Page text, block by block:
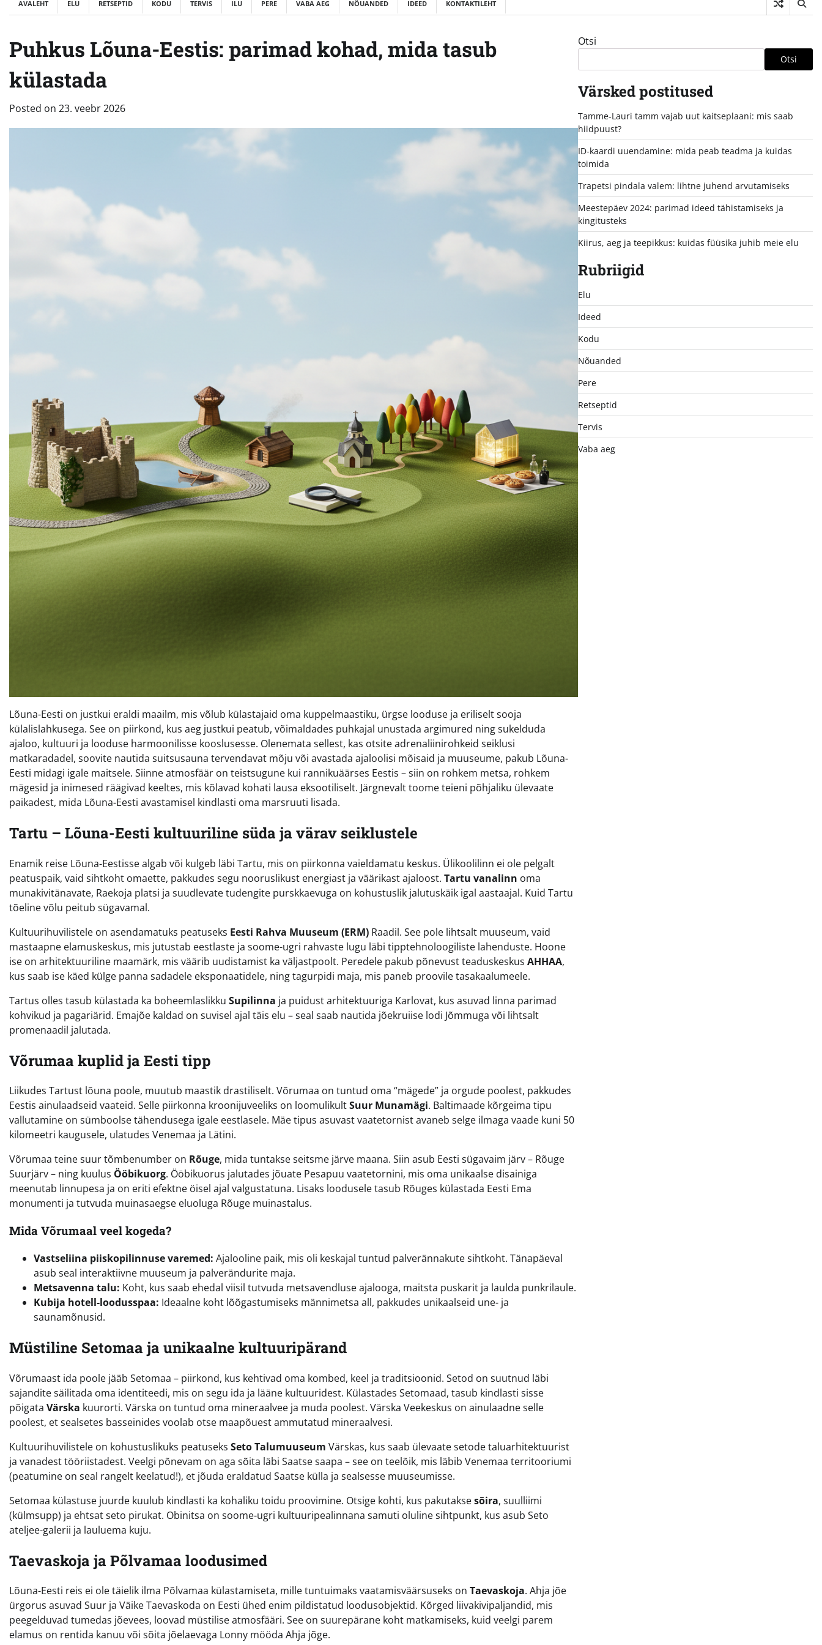
AVALEHT ELU RETSEPTID KODU TERVIS ILU PERE VABA AEG NÕUANDED IDEED KONTAKTILEHT
Puhkus Lõuna-Eestis: parimad kohad, mida tasub
külastada
Posted on 23. veebr 2026
Lõuna-Eesti on justkui eraldi maailm, mis võlub külastajaid oma kuppelmaastiku, ürgse looduse ja eriliselt sooja
külalislahkusega. See on piirkond, kus aeg justkui peatub, võimaldades puhkajal unustada argimured ning sukelduda
ajaloo, kultuuri ja looduse harmoonilisse kooslusesse. Olenemata sellest, kas otsite adrenaliinirohkeid seiklusi
matkaradadel, soovite nautida suitsusauna tervendavat mõju või avastada ajaloolisi mõisaid ja muuseume, pakub Lõuna-
Eesti midagi igale maitsele. Siinne atmosfäär on teistsugune kui rannikuäärses Eestis – siin on rohkem metsa, rohkem
mägesid ja inimesed räägivad keeltes, mis kõlavad kohati lausa eksootiliselt. Järgnevalt toome teieni põhjaliku ülevaate
paikadest, mida Lõuna-Eesti avastamisel kindlasti oma marsruuti lisada.
Tartu – Lõuna-Eesti kultuuriline süda ja värav seiklustele
Enamik reise Lõuna-Eestisse algab või kulgeb läbi Tartu, mis on piirkonna vaieldamatu keskus. Ülikoolilinn ei ole pelgalt
peatuspaik, vaid sihtkoht omaette, pakkudes segu nooruslikust energiast ja väärikast ajaloost. Tartu vanalinn oma
munakivitänavate, Raekoja platsi ja suudlevate tudengite purskkaevuga on kohustuslik jalutuskäik igal aastaajal. Kuid Tartu
tõeline võlu peitub sügavamal.
Kultuurihuvilistele on asendamatuks peatuseks Eesti Rahva Muuseum (ERM) Raadil. See pole lihtsalt muuseum, vaid
mastaapne elamuskeskus, mis jutustab eestlaste ja soome-ugri rahvaste lugu läbi tipptehnoloogiliste lahenduste. Hoone
ise on arhitektuuriline maamärk, mis väärib uudistamist ka väljastpoolt. Peredele pakub põnevust teaduskeskus AHHAA,
kus saab ise käed külge panna sadadele eksponaatidele, ning tagurpidi maja, mis paneb proovile tasakaalumeele.
Tartus olles tasub külastada ka boheemlaslikku Supilinna ja puidust arhitektuuriga Karlovat, kus asuvad linna parimad
kohvikud ja pagariärid. Emajõe kaldad on suvisel ajal täis elu – seal saab nautida jõekruiise lodi Jõmmuga või lihtsalt
promenaadil jalutada.
Võrumaa kuplid ja Eesti tipp
Liikudes Tartust lõuna poole, muutub maastik drastiliselt. Võrumaa on tuntud oma “mägede” ja orgude poolest, pakkudes
Eestis ainulaadseid vaateid. Selle piirkonna kroonijuveeliks on loomulikultSuur Munamägi. Baltimaade kõrgeima tipu
vallutamine on sümboolse tähendusega igale eestlasele. Mäe tipus asuvast vaatetornist avaneb selge ilmaga vaade kuni 50
kilomeetri kaugusele, ulatudes Venemaa ja Lätini.
Võrumaa teine suur tõmbenumber on Rõuge, mida tuntakse seitsme järve maana. Siin asub Eesti sügavaim järv – Rõuge
Suurjärv – ning kuulus Ööbikuorg. Ööbikuorus jalutades jõuate Pesapuu vaatetornini, mis oma unikaalse disainiga
meenutab linnupesa ja on eriti efektne öisel ajal valgustatuna. Lisaks loodusele tasub Rõuges külastada Eesti Ema
monumenti ja tutvuda muinasaegse eluoluga Rõuge muinastalus.
Mida Võrumaal veel kogeda?
Vastseliina piiskopilinnuse varemed: Ajalooline paik, mis oli keskajal tuntud palverännakute sihtkoht. Tänapäeval
asub seal interaktiivne muuseum ja palverändurite maja.
Metsavenna talu: Koht, kus saab ehedal viisil tutvuda metsavendluse ajalooga, maitsta puskarit ja laulda punkrilaule.
Kubija hotell-loodusspaa: Ideaalne koht lõõgastumiseks männimetsa all, pakkudes unikaalseid une- ja
saunamõnusid.
Müstiline Setomaa ja unikaalne kultuuripärand
Võrumaast ida poole jääb Setomaa – piirkond, kus kehtivad oma kombed, keel ja traditsioonid. Setod on suutnud läbi
sajandite säilitada oma identiteedi, mis on segu ida ja lääne kultuuridest. Külastades Setomaad, tasub kindlasti sisse
põigata Värska kuurorti. Värska on tuntud oma mineraalvee ja muda poolest. Värska Veekeskus on ainulaadne selle
poolest, et sealsetes basseinides voolab otse maapõuest ammutatud mineraalvesi.
Kultuurihuvilistele on kohustuslikuks peatuseks Seto Talumuuseum Värskas, kus saab ülevaate setode taluarhitektuurist
ja vanadest tööriistadest. Veelgi põnevam on aga sõita läbi Saatse saapa – see on teelõik, mis läbib Venemaa territooriumi
(peatumine on seal rangelt keelatud!), et jõuda eraldatud Saatse külla ja sealsesse muuseumisse.
Setomaa külastuse juurde kuulub kindlasti ka kohaliku toidu proovimine. Otsige kohti, kus pakutaksesõira, suulliimi
(külmsupp) ja ehtsat seto pirukat. Obinitsa on soome-ugri kultuuripealinnana samuti oluline sihtpunkt, kus asub Seto
ateljee-galerii ja lauluema kuju.
Taevaskoja ja Põlvamaa loodusimed
Lõuna-Eesti reis ei ole täielik ilma Põlvamaa külastamiseta, mille tuntuimaks vaatamisväärsuseks on Taevaskoja. Ahja jõe
ürgorus asuvad Suur ja Väike Taevaskoda on Eesti ühed enim pildistatud loodusobjektid. Kõrged liivakivipaljandid, mis
peegelduvad tumedas jõevees, loovad müstilise atmosfääri. See on suurepärane koht matkamiseks, kuid veelgi parem
elamus on rentida kanuu või sõita jõelaevaga Lonny mööda Ahja jõge.
Otsi
Otsi
Värsked postitused
Tamme-Lauri tamm vajab uut kaitseplaani: mis saab
hiidpuust?
ID-kaardi uuendamine: mida peab teadma ja kuidas
toimida
Trapetsi pindala valem: lihtne juhend arvutamiseks
Meestepäev 2024: parimad ideed tähistamiseks ja
kingitusteks
Kiirus, aeg ja teepikkus: kuidas füüsika juhib meie elu
Rubriigid
Elu
Ideed
Kodu
Nõuanded
Pere
Retseptid
Tervis
Vaba aeg